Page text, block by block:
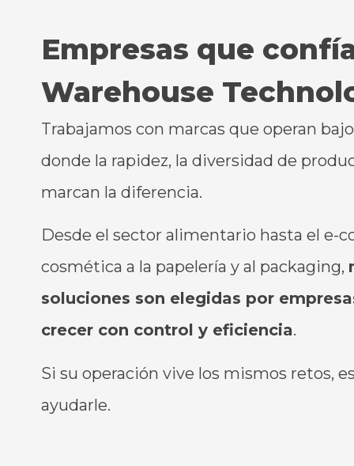
Empresas que
Warehouse
Trabajamos con marcas que operan bajo
donde la rapidez, la diversidad de
marcan la diferencia.
Desde el sector alimentario hasta el e-
cosmética a la papelería y al packaging,
soluciones son elegidas por
crecer con control y eficiencia.
Si su operación vive los mismos retos,
ayudarle.